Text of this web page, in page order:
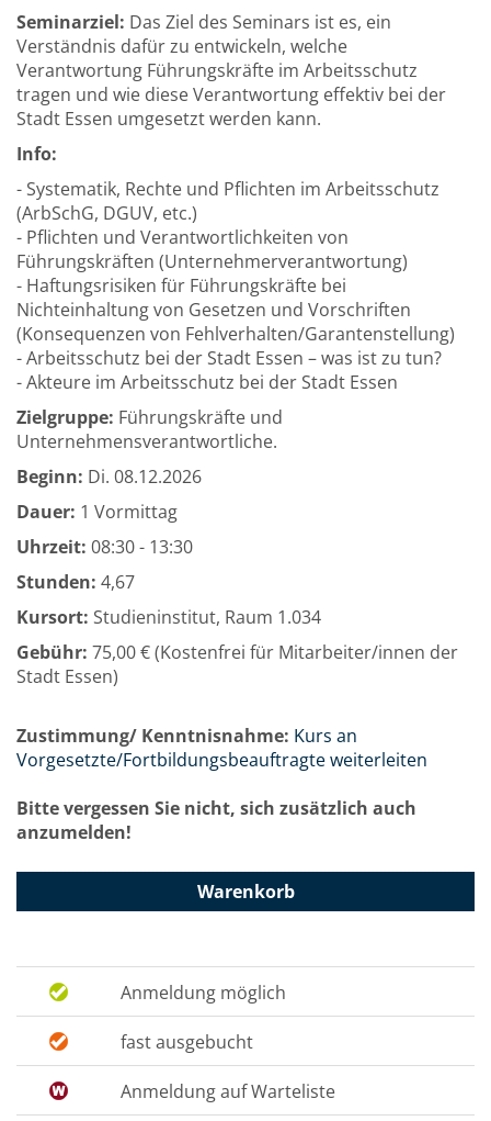
Seminarziel: Das Ziel des Seminars ist es, ein
Verständnis dafür zu entwickeln, welche
Verantwortung Führungskräfte im Arbeitsschutz
tragen und wie diese Verantwortung effektiv bei der
Stadt Essen umgesetzt werden kann.
Info:
- Systematik, Rechte und Pflichten im Arbeitsschutz
(ArbSchG, DGUV, etc.)
- Pflichten und Verantwortlichkeiten von
Führungskräften (Unternehmerverantwortung)
- Haftungsrisiken für Führungskräfte bei
Nichteinhaltung von Gesetzen und Vorschriften
(Konsequenzen von Fehlverhalten/Garantenstellung)
- Arbeitsschutz bei der Stadt Essen – was ist zu tun?
- Akteure im Arbeitsschutz bei der Stadt Essen
Zielgruppe: Führungskräfte und
Unternehmensverantwortliche.
Beginn: Di. 08.12.2026
Dauer: 1 Vormittag
Uhrzeit: 08:30 - 13:30
Stunden: 4,67
Kursort: Studieninstitut, Raum 1.034
Gebühr: 75,00 € (Kostenfrei für Mitarbeiter/innen der
Stadt Essen)
Zustimmung/ Kenntnisnahme: Kurs an
Vorgesetzte/Fortbildungsbeauftragte weiterleiten
Bitte vergessen Sie nicht, sich zusätzlich auch
anzumelden!
Warenkorb
Anmeldung möglich
fast ausgebucht
Anmeldung auf Warteliste